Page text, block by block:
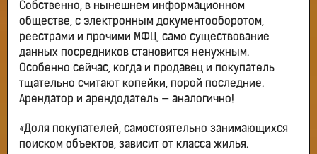
Собственно, в нынешнем информационном
обществе, с электронным документооборотом,
реестрами и прочими МФЦ, само существование
данных посредников становится ненужным.
Особенно сейчас, когда и продавец и покупатель
тщательно считают копейки, порой последние.
Арендатор и арендодатель — аналогично!
«Доля покупателей, самостоятельно занимающихся
поиском объектов, зависит от класса жилья.